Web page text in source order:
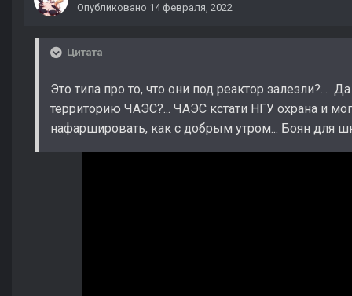
Опубликовано 14 февраля, 2022
Цитата
Это типа про то, что они под реактор залезли?...
территорию ЧАЭС?... ЧАЭС кстати НГУ охрана и
нафаршировать, как с добрым утром... Боян для